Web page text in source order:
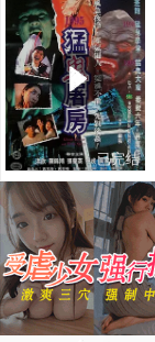
已完结